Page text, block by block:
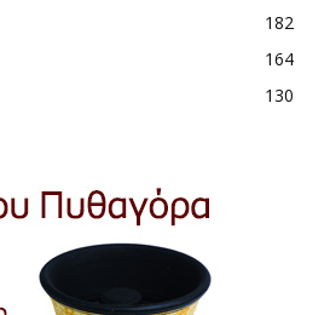
182
164
130